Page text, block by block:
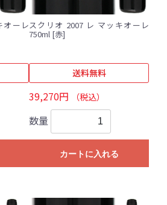
オーレスクリオ 2007 レ マッキオーレ
750ml [赤]
送料無料
39,270円 （税込）
数量
カートに入れる